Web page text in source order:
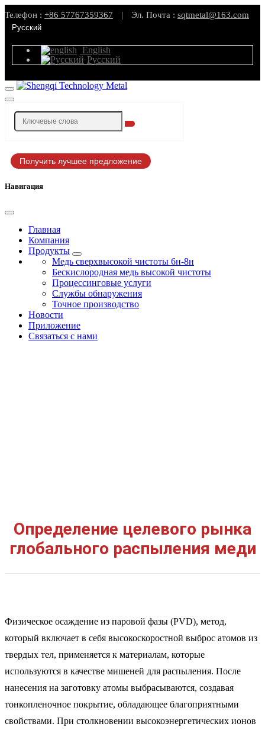
Телефон : +86 57767359367 | Эл. Почта : sqtmetal@163.com
Русский
English
Русский
Получить лучшее предложение
Навигация
Главная
Компания
Продукты
Медь сверхвысокой чистоты 6н-8н
Бескислородная медь высокой чистоты
Процессинговые услуги
Службы обнаружения
Точное производство
Новости
Приложение
Связаться с нами
Определение целевого рынка
глобального распыления меди
Физическое осаждение из паровой фазы (PVD), метод,
который включает в себя высокоскоростной выброс атомов из
твердых тел, применяется к материалам, которые
используются в качестве мишеней для распыления. После
нанесения на заготовку атомы выбрасываются, создавая
тонкопленочное покрытие, обладающее благоприятными
свойствами. При столкновении высокоэнергетических ионов